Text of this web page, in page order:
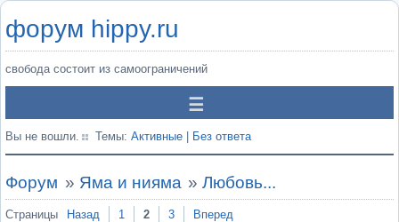
форум hippy.ru
свобода состоит из самоограничений
Вы не вошли. Темы: Активные Без ответа
Форум » Яма и нияма »Любовь...
Страницы Назад 1 2 3 Вперед